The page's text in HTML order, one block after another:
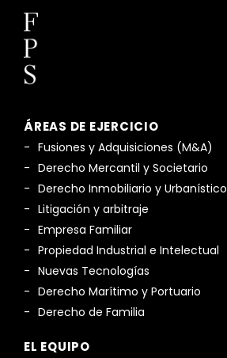
ÁREAS DE EJERCICIO
Fusiones y Adquisiciones (M&A)
Derecho Mercantil y Societario
Derecho Inmobiliario y Urbanístico
Litigación y arbitraje
Empresa Familiar
Propiedad Industrial e Intelectual
Nuevas Tecnologías
Derecho Marítimo y Portuario
Derecho de Familia
EL EQUIPO